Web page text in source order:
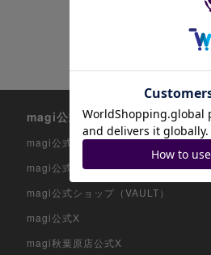
magi公式アカウント一覧
magi公式ショップ（コレクター向け）
magi公式ショップ（委託商品）
magi公式ショップ（VAULT）
magi公式X
magi秋葉原店公式X